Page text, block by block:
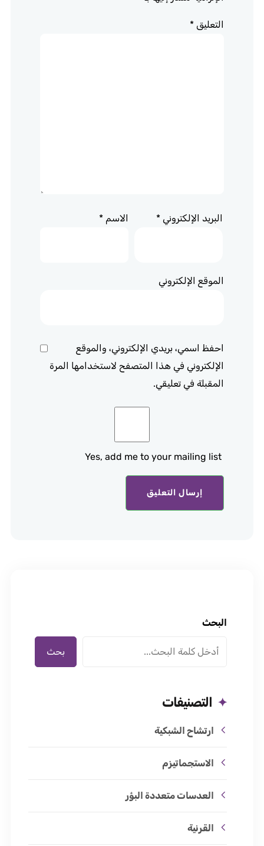
التعليق *
الاسم* البريد الإلكتروني*
الموقع الإلكتروني
احفظ اسمي، بريدي الإلكتروني، والموقع
الإلكتروني في هذا المتصفح لاستخدامها المرة
المقبلة في تعليقي.
البحث
بحث
التصنيفات
ارتشاح الشبكية
الاستجماتيزم
العدسات متعددة البؤر
القرنية